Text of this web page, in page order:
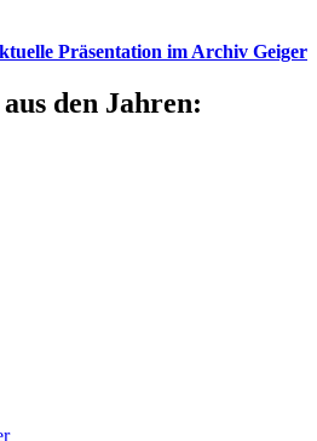
Präsentation im Archiv Geiger
den Jahren: